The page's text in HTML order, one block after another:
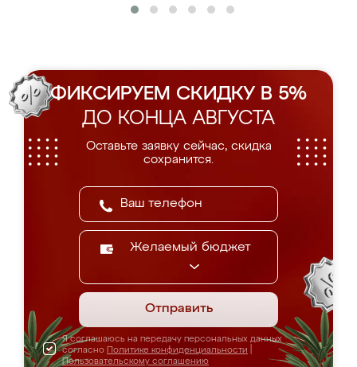
ФИКСИРУЕМ СКИДКУ В 5%
ДО КОНЦА АВГУСТА
Оставьте заявку сейчас, скидка
сохранится.
Желаемый бюджет
Отправить
Я соглашаюсь на передачу персональных данных
согласно Политике конфиденциальности
Пользовательскому соглашению